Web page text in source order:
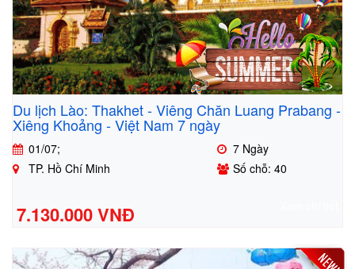
Du lịch Lào: Thakhet - Viêng Chăn Luang Prabang -
Xiêng Khoảng - Việt Nam 7 ngày
01/07;
7 Ngày
TP. Hồ Chí Minh
Số chỗ: 40
7.130.000 VNĐ